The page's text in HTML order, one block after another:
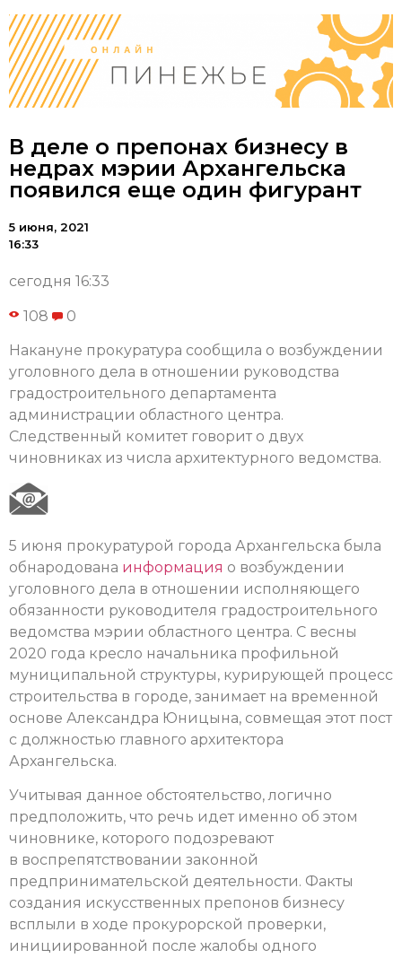
В деле о препонах бизнесу в
недрах мэрии Архангельска
появился еще один фигурант
5 июня, 2021
16:33
сегодня 16:33
108 0
Накануне прокуратура сообщила о возбуждении
уголовного дела в отношении руководства
градостроительного департамента
администрации областного центра.
Следственный комитет говорит о двух
чиновниках из числа архитектурного ведомства.
5 июня прокуратурой города Архангельска была
обнародована информация о возбуждении
уголовного дела в отношении исполняющего
обязанности руководителя градостроительного
ведомства мэрии областного центра. С весны
2020 года кресло начальника профильной
муниципальной структуры, курирующей процесс
строительства в городе, занимает на временной
основе Александра Юницына, совмещая этот пост
с должностью главного архитектора
Архангельска.
Учитывая данное обстоятельство, логично
предположить, что речь идет именно об этом
чиновнике, которого подозревают
в воспрепятствовании законной
предпринимательской деятельности. Факты
создания искусственных препонов бизнесу
всплыли в ходе прокурорской проверки,
инициированной после жалобы одного